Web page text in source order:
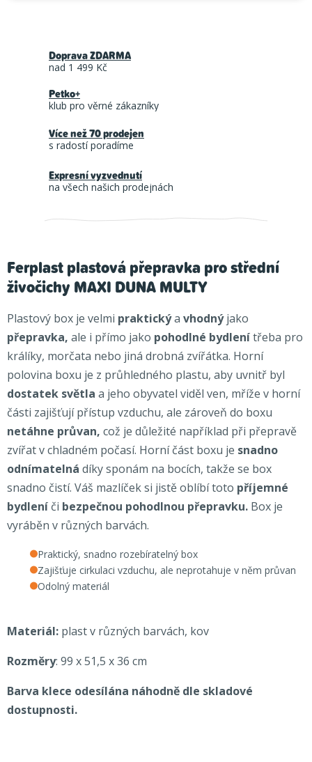
Doprava ZDARMA
nad 1 499 Kč
Petko+
klub pro věrné zákazníky
Více než 70 prodejen
s radostí poradíme
Expresní vyzvednutí
na všech našich prodejnách
Ferplast plastová přepravka pro střední
živočichy MAXI DUNA MULTY
Plastový box je velmi praktickýa vhodnýjako
přepravka, ale i přímo jako pohodlné bydlenítřeba pro
králíky, morčata nebo jiná drobná zvířátka. Horní
polovina boxu je z průhledného plastu, aby uvnitř byl
dostatek světla a jeho obyvatel viděl ven, mříže v horní
části zajišťují přístup vzduchu, ale zároveň do boxu
netáhne průvan, což je důležité například při přepravě
zvířat v chladném počasí. Horní část boxu je snadno
odnímatelná díky sponám na bocích, takže se box
snadno čistí. Váš mazlíček si jistě oblíbí toto příjemné
bydlení či bezpečnou pohodlnou přepravku. Box je
vyráběn v různých barvách.
Praktický, snadno rozebíratelný box
Zajišťuje cirkulaci vzduchu, ale neprotahuje v něm průvan
Odolný materiál
Materiál: plast v různých barvách, kov
Rozměry: 99 x 51,5 x 36 cm
Barva klece odesílána náhodně dle skladové
dostupnosti.